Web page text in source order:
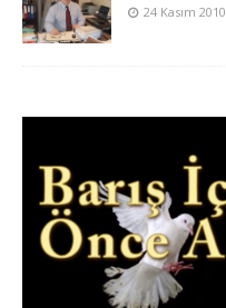
24 Kasım 2010